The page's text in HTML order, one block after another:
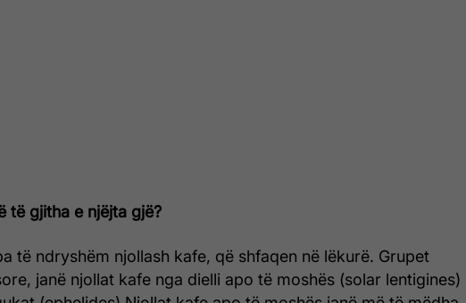
të gjitha e njëjta gjë?
të ndryshëm njollash kafe, që shfaqen në lëkurë. Grupet
janë njollat kafe nga dielli apo të moshës (solar lentigines)